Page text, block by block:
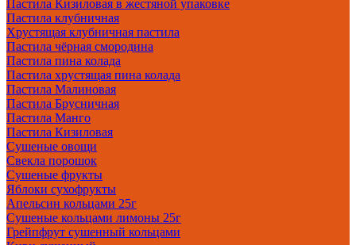
Пастила Кизиловая в жестяной упаковке
Пастила клубничная
Хрустящая клубничная пастила
Пастила чёрная смородина
Пастила пина колада
Пастила хрустящая пина колада
Пастила Малиновая
Пастила Брусничная
Пастила Манго
Пастила Кизиловая
Сушеные овощи
Свекла порошок
Сушеные фрукты
Яблоки сухофрукты
Апельсин кольцами 25г
Сушеные кольцами лимоны 25г
Грейпфрут сушенный кольцами